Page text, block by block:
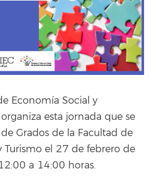
Economía Social y
esta jornada que se
Grados de la Facultad de
Turismo el 27 de febrero de
a 14:00 horas.